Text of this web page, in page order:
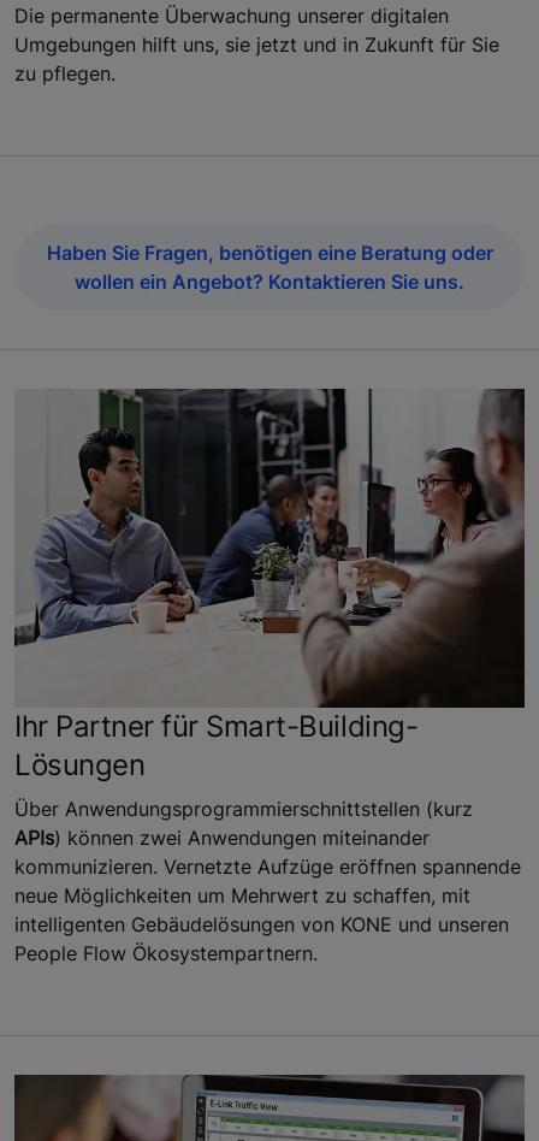
Die permanente Überwachung unserer digitalen
Umgebungen hilft uns, sie jetzt und in Zukunft für Sie
zu pflegen.
Haben Sie Fragen, benötigen eine Beratung oder
wollen ein Angebot? Kontaktieren Sie uns.
Ihr Partner für Smart-Building-
Lösungen
Über Anwendungsprogrammierschnittstellen (kurz
APIs) können zwei Anwendungen miteinander
kommunizieren. Vernetzte Aufzüge eröffnen spannende
neue Möglichkeiten um Mehrwert zu schaffen, mit
intelligenten Gebäudelösungen von KONE und unseren
People Flow Ökosystempartnern.